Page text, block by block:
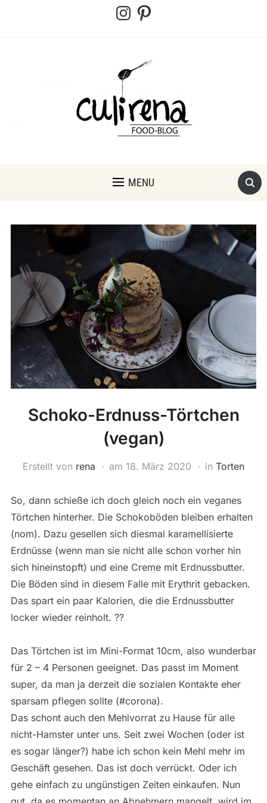
InstagramPinterest
MENU
Schoko-Erdnuss-Törtchen
(vegan)
Erstellt von rena am 18. März 2020 in Torten
So, dann schieße ich doch gleich noch ein veganes
Törtchen hinterher. Die Schokoböden bleiben erhalten
(nom). Dazu gesellen sich diesmal karamellisierte
Erdnüsse (wenn man sie nicht alle schon vorher hin
sich hineinstopft) und eine Creme mit Erdnussbutter.
Die Böden sind in diesem Falle mit Erythrit gebacken.
Das spart ein paar Kalorien, die die Erdnussbutter
locker wieder reinholt. ??
Das Törtchen ist im Mini-Format 10cm, also wunderbar
für 2 – 4 Personen geeignet. Das passt im Moment
super, da man ja derzeit die sozialen Kontakte eher
sparsam pflegen sollte (#corona).
Das schont auch den Mehlvorrat zu Hause für alle
nicht-Hamster unter uns. Seit zwei Wochen (oder ist
es sogar länger?) habe ich schon kein Mehl mehr im
Geschäft gesehen. Das ist doch verrückt. Oder ich
gehe einfach zu ungünstigen Zeiten einkaufen. Nun